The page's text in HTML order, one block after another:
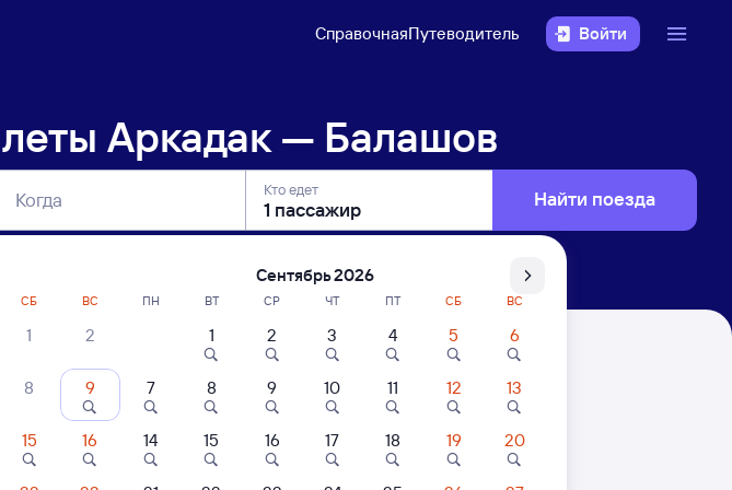
СправочнаяПутеводитель Войти
Аркадак — Балашов
Когда Кто едет Найти поезда
— Балашов
и прибытие по местному времени. Цены за 1 пассажира
СБ ВС
1 2
8 9
15 16
Сентябрь 2026
ПН ВТ СР ЧТ ПТ СБ ВС
1 2 3 4 5 6
7 8 9 10 11 12 13
14 15 16 17 18 19 20